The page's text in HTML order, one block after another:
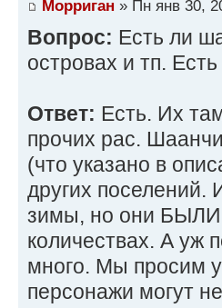
Морриган » Пн янв 30,
Вопрос: Есть ли
островах и тп.
Ответ: Есть. Их
прочих рас.
(что указано в
других
зимы, но они БЫЛИ
количествах. А уж
много. Мы просим
персонажи могут